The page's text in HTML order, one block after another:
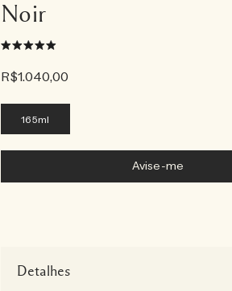
Noir
R$1.040,00
165ml
Avise-me
Detalhes